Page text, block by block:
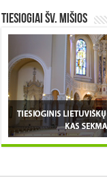
TIESIOGIAI šv. MIŠIOS